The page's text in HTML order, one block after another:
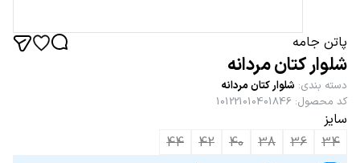
پاتن جامه
شلوار کتان مردانه
دسته بندی: شلوار کتان مردانه
کد محصول:
101221010401846
سایز
34
36
38
40
42
44